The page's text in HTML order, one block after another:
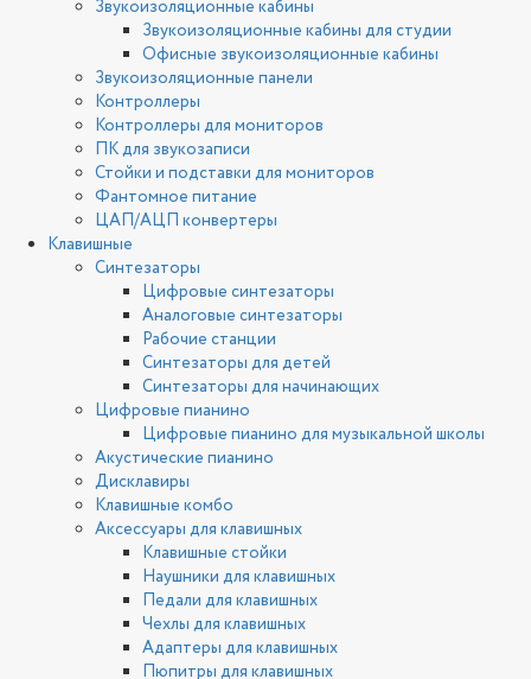
Звукоизоляционные кабины
Звукоизоляционные кабины для студии
Офисные звукоизоляционные кабины
Звукоизоляционные панели
Контроллеры
Контроллеры для мониторов
ПК для звукозаписи
Стойки и подставки для мониторов
Фантомное питание
ЦАП/АЦП конвертеры
Клавишные
Синтезаторы
Цифровые синтезаторы
Аналоговые синтезаторы
Рабочие станции
Синтезаторы для детей
Синтезаторы для начинающих
Цифровые пианино
Цифровые пианино для музыкальной школы
Акустические пианино
Дисклавиры
Клавишные комбо
Аксессуары для клавишных
Клавишные стойки
Наушники для клавишных
Педали для клавишных
Чехлы для клавишных
Адаптеры для клавишных
Пюпитры для клавишных